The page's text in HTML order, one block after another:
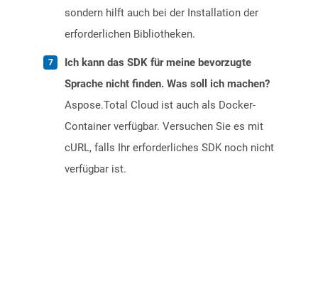
sondern hilft auch bei der Installation der
erforderlichen Bibliotheken.
Ich kann das SDK für meine bevorzugte
Sprache nicht finden. Was soll ich machen?
Aspose.Total Cloud ist auch als Docker-
Container verfügbar. Versuchen Sie es mit
cURL, falls Ihr erforderliches SDK noch nicht
verfügbar ist.